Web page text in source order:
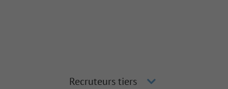
Recruteurs tiers